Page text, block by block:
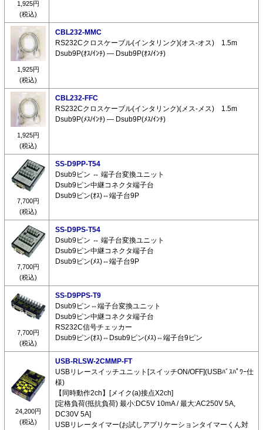
1,925円
(税込)
1,925円
(税込)
CBL232-MMC
RS232Cクロスケーブル(インタリンク)(オス-オス) 1.5m
Dsub9P(ｵｽ/ｲﾝﾁ) ― Dsub9P(ｵｽ/ｲﾝﾁ)
1,925円
(税込)
CBL232-FFC
RS232Cクロスケーブル(インタリンク)(メス-メス) 1.5m
Dsub9P(ﾒｽ/ｲﾝﾁ) ― Dsub9P(ﾒｽ/ｲﾝﾁ)
7,700円
(税込)
SS-D9PP-T54
Dsub9ピン ⇔ 端子台変換ユニット
Dsub9ピン中継コネクタ端子台
Dsub9ピン(ｵｽ)⇔端子台9P
7,700円
(税込)
SS-D9PS-T54
Dsub9ピン ⇔ 端子台変換ユニット
Dsub9ピン中継コネクタ端子台
Dsub9ピン(ﾒｽ)⇔端子台9P
7,700円
(税込)
SS-D9PPS-T9
Dsub9ピン⇔端子台変換ユニット
Dsub9ピン中継コネクタ端子台
RS232C信号チェッカー
Dsub9ピン(ｵｽ)⇔Dsub9ピン(ﾒｽ)⇔端子台9ピン
24,200円
(税込)
USB-RLSW-2CMMP-FT
USBリレースイッチユニット[スイッチON/OFF](USBﾊﾞｽﾊﾟﾜｰ仕
様)
【同時動作2ch】[メイク(a)接点X2ch]
[定格負荷(抵抗負荷) 最小:DC5V 10mA / 最大:AC250V 5A,
DC30V 5A]
USBリレータイマー(お試しアプリケーションタイマーくん対